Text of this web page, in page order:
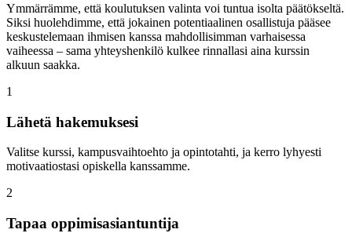
Ymmärrämme, että koulutuksen valinta voi tuntua isolta päätökseltä.
Siksi huolehdimme, että jokainen potentiaalinen osallistuja pääsee
keskustelemaan ihmisen kanssa mahdollisimman varhaisessa
vaiheessa – sama yhteyshenkilö kulkee rinnallasi aina kurssin
alkuun saakka.
1
Lähetä hakemuksesi
Valitse kurssi, kampusvaihtoehto ja opintotahti, ja kerro lyhyesti
motivaatiostasi opiskella kanssamme.
2
Tapaa oppimisasiantuntija